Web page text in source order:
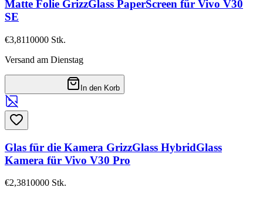
Matte Folie GrizzGlass PaperScreen für Vivo V30
SE
€3,8110000 Stk.
Versand am Dienstag
In den Korb
Glas für die Kamera GrizzGlass HybridGlass
Kamera für Vivo V30 Pro
€2,3810000 Stk.